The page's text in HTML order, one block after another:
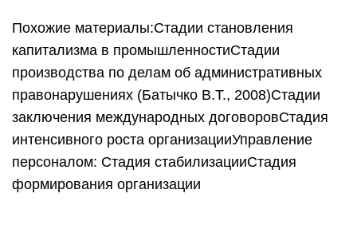
Похожие материалы:Стадии становления
капитализма в промышленностиСтадии
производства по делам об административных
правонарушениях (Батычко В.Т., 2008)Стадии
заключения международных договоровСтадия
интенсивного роста организацииУправление
персоналом: Стадия стабилизацииСтадия
формирования организации